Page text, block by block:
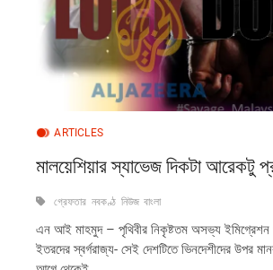
ARTICLES
মালয়েশিয়ার স্যাভেজ দিকটা আরেকটু
গ্রেফতার নবকণ্ঠ নিউজ বাংলা
এন আই মাহমুদ – পৃথিবীর নিকৃষ্টতম অসভ্য ইমিগ্রেশন
ইতরদের স্বর্গরাজ্য- সেই দেশটিতে ভিনদেশীদের উপর